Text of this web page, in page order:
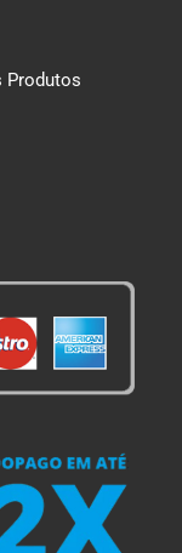
Produtos